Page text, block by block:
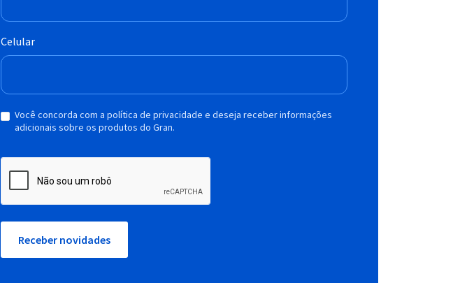
Celular
Você concorda com a política de privacidade e deseja receber informações
adicionais sobre os produtos do Gran.
Receber novidades